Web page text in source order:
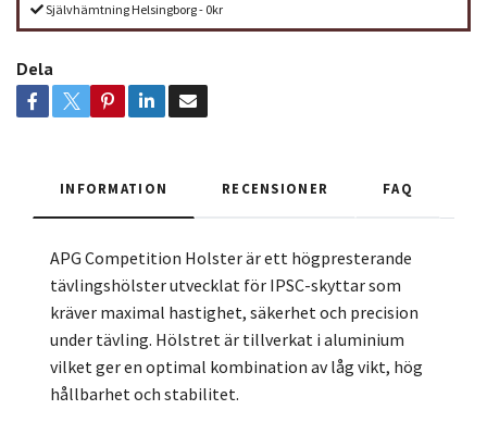
Självhämtning Helsingborg - 0kr
Dela
INFORMATION RECENSIONER FAQ
APG Competition Holster är ett högpresterande
tävlingshölster utvecklat för IPSC-skyttar som
kräver maximal hastighet, säkerhet och precision
under tävling. Hölstret är tillverkat i aluminium
vilket ger en optimal kombination av låg vikt, hög
hållbarhet och stabilitet.